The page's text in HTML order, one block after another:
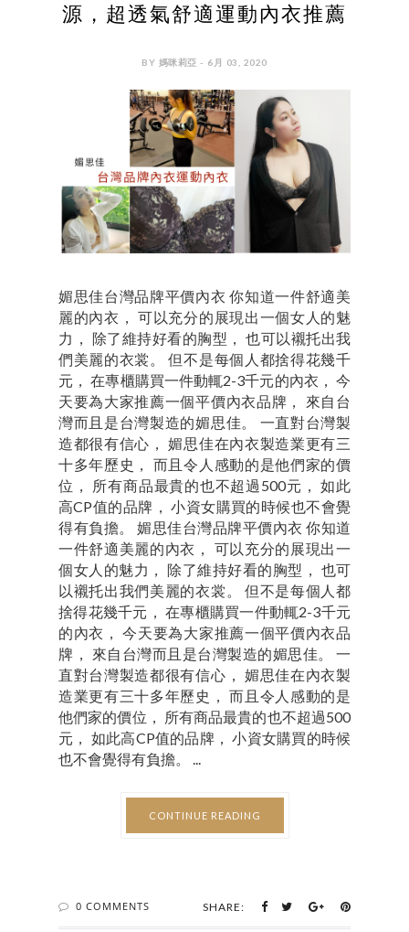
源，超透氣舒適運動內衣推薦
BY 媽咪莉亞 - 6月 03, 2020
媚思佳台灣品牌平價內衣 你知道一件舒適美
麗的內衣， 可以充分的展現出一個女人的魅
力， 除了維持好看的胸型， 也可以襯托出我
們美麗的衣裳。 但不是每個人都捨得花幾千
元， 在專櫃購買一件動輒2-3千元的內衣， 今
天要為大家推薦一個平價內衣品牌， 來自台
灣而且是台灣製造的媚思佳。 一直對台灣製
造都很有信心， 媚思佳在內衣製造業更有三
十多年歷史， 而且令人感動的是他們家的價
位， 所有商品最貴的也不超過500元， 如此
高CP值的品牌， 小資女購買的時候也不會覺
得有負擔。 媚思佳台灣品牌平價內衣 你知道
一件舒適美麗的內衣， 可以充分的展現出一
個女人的魅力， 除了維持好看的胸型， 也可
以襯托出我們美麗的衣裳。 但不是每個人都
捨得花幾千元， 在專櫃購買一件動輒2-3千元
的內衣， 今天要為大家推薦一個平價內衣品
牌， 來自台灣而且是台灣製造的媚思佳。 一
直對台灣製造都很有信心， 媚思佳在內衣製
造業更有三十多年歷史， 而且令人感動的是
他們家的價位， 所有商品最貴的也不超過500
元， 如此高CP值的品牌， 小資女購買的時候
也不會覺得有負擔。 ...
CONTINUE READING
0 COMMENTS SHARE: